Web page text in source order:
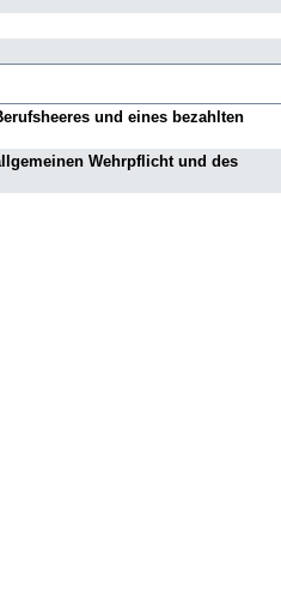
und eines bezahlten
Wehrpflicht und des